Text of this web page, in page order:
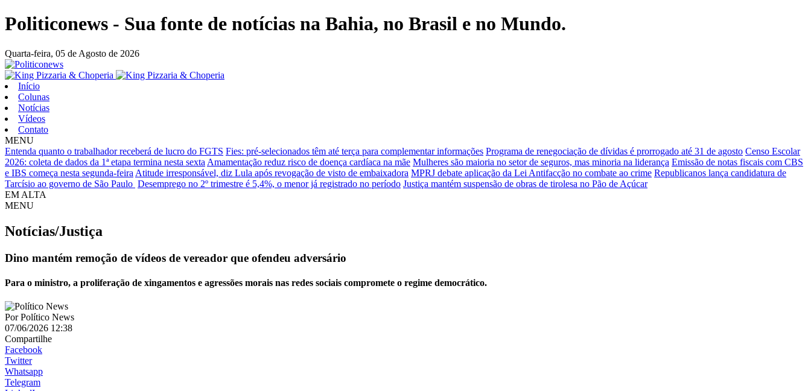
Politiconews - Sua fonte de notícias na Bahia, no Brasil e no Mundo.
Quarta-feira, 05 de Agosto de 2026
Início
Colunas
Notícias
Vídeos
Contato
MENU
Entenda quanto o trabalhador receberá de lucro do FGTS Fies: pré-selecionados têm até terça para complementar informações Programa de renegociação de dívidas é prorrogado até 31 de agosto Censo Escolar
2026: coleta de dados da 1ª etapa termina nesta sexta Amamentação reduz risco de doença cardíaca na mãe Mulheres são maioria no setor de seguros, mas minoria na liderança Emissão de notas fiscais com CBS
e IBS começa nesta segunda-feira Atitude irresponsável, diz Lula após revogação de visto de embaixadora MPRJ debate aplicação da Lei Antifacção no combate ao crime Republicanos lança candidatura de
Tarcísio ao governo de São Paulo Desemprego no 2º trimestre é 5,4%, o menor já registrado no período Justiça mantém suspensão de obras de tirolesa no Pão de Açúcar
EM ALTA
MENU
Notícias/Justiça
Dino mantém remoção de vídeos de vereador que ofendeu adversário
Para o ministro, a proliferação de xingamentos e agressões morais nas redes sociais compromete o regime democrático.
PorPolítico News
07/06/2026 12:38
Compartilhe
Facebook
Twitter
Whatsapp
Telegram